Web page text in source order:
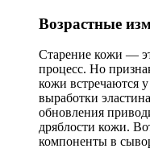
Возрастные
Старение кожи —
процесс. Но
кожи встречаются
выработки
обновления
дряблости кожи.
компоненты в